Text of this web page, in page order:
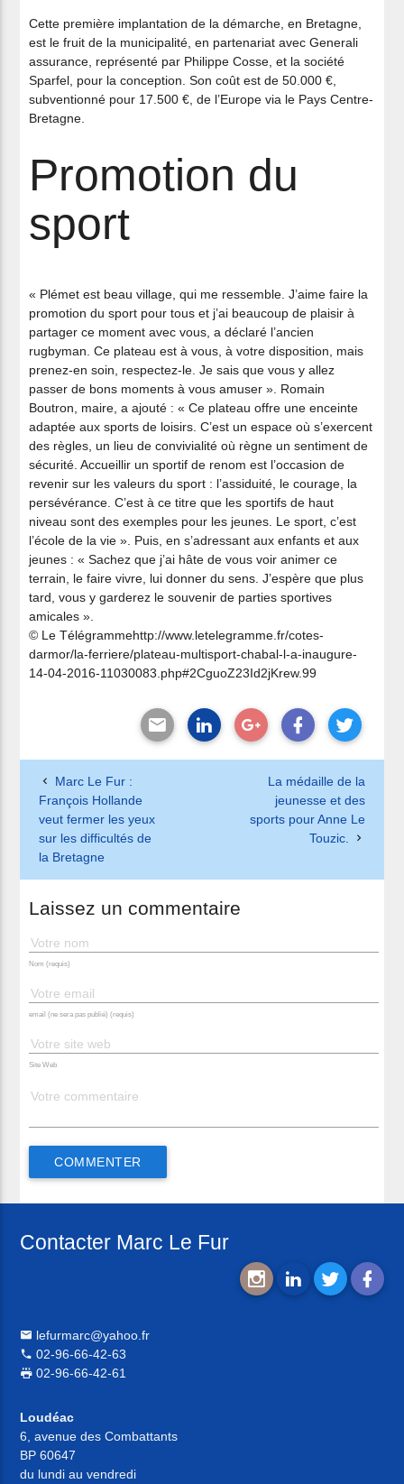
Cette première implantation de la démarche, en Bretagne,
est le fruit de la municipalité, en partenariat avec Generali
assurance, représenté par Philippe Cosse, et la société
Sparfel, pour la conception. Son coût est de 50.000 €,
subventionné pour 17.500 €, de l’Europe via le Pays Centre-
Bretagne.
Promotion du
sport
« Plémet est beau village, qui me ressemble. J’aime faire la
promotion du sport pour tous et j’ai beaucoup de plaisir à
partager ce moment avec vous, a déclaré l’ancien
rugbyman. Ce plateau est à vous, à votre disposition, mais
prenez-en soin, respectez-le. Je sais que vous y allez
passer de bons moments à vous amuser ». Romain
Boutron, maire, a ajouté : « Ce plateau offre une enceinte
adaptée aux sports de loisirs. C’est un espace où s’exercent
des règles, un lieu de convivialité où règne un sentiment de
sécurité. Accueillir un sportif de renom est l’occasion de
revenir sur les valeurs du sport : l’assiduité, le courage, la
persévérance. C’est à ce titre que les sportifs de haut
niveau sont des exemples pour les jeunes. Le sport, c’est
l’école de la vie ». Puis, en s’adressant aux enfants et aux
jeunes : « Sachez que j’ai hâte de vous voir animer ce
terrain, le faire vivre, lui donner du sens. J’espère que plus
tard, vous y garderez le souvenir de parties sportives
amicales ».
© Le Télégrammehttp://www.letelegramme.fr/cotes-
darmor/la-ferriere/plateau-multisport-chabal-l-a-inaugure-
14-04-2016-11030083.php#2CguoZ23Id2jKrew.99
Marc Le Fur :
François Hollande
veut fermer les yeux
sur les difficultés de
la Bretagne
La médaille de la
jeunesse et des
sports pour Anne Le
Touzic.
Laissez un commentaire
Nom (requis)
email (ne sera pas publié) (requis)
Site Web
Contacter Marc Le Fur
lefurmarc@yahoo.fr
02-96-66-42-63
02-96-66-42-61
Loudéac
6, avenue des Combattants
BP 60647
du lundi au vendredi